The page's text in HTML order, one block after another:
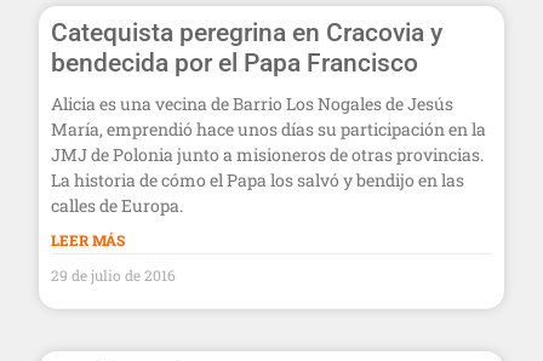
Catequista peregrina en Cracovia y
bendecida por el Papa Francisco
Alicia es una vecina de Barrio Los Nogales de Jesús
María, emprendió hace unos días su participación en la
JMJ de Polonia junto a misioneros de otras provincias.
La historia de cómo el Papa los salvó y bendijo en las
calles de Europa.
LEER MÁS
29 de julio de 2016